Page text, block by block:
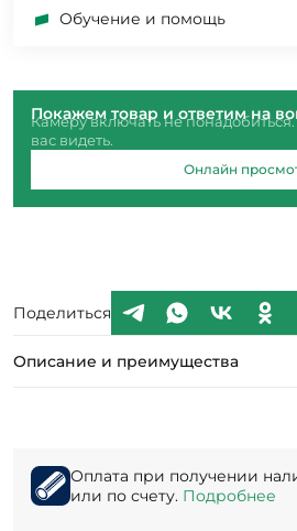
Обучение и помощь
Покажем товар и ответим на
Камеру включать не
вас видеть.
Онлайн
Поделиться
Описание и преимущества
Оплата при получении
или по счету. Подробнее